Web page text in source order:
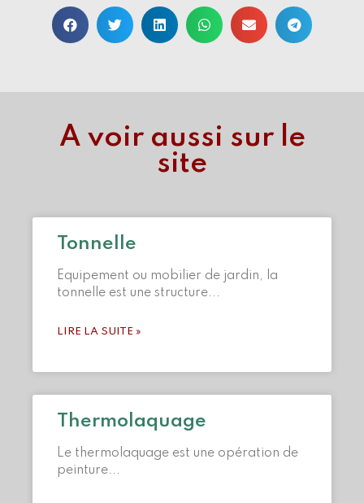
A voir aussi sur le
site
Tonnelle
Equipement ou mobilier de jardin, la
tonnelle est une structure
LIRE LA SUITE »
Thermolaquage
Le thermolaquage est une opération de
peinture